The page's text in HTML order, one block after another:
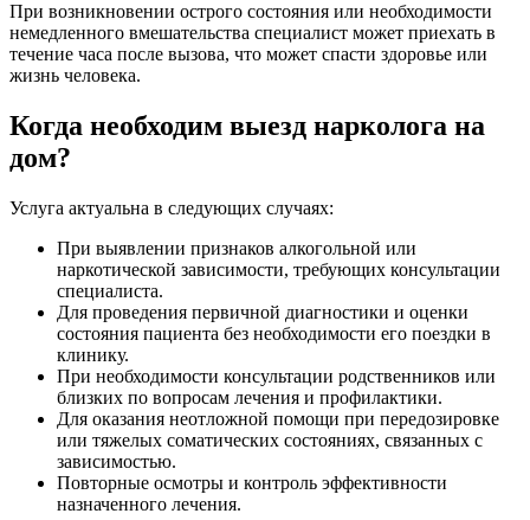
При возникновении острого состояния или необходимости
немедленного вмешательства специалист может приехать в
течение часа после вызова, что может спасти здоровье или
жизнь человека.
Когда необходим выезд нарколога на
дом?
Услуга актуальна в следующих случаях:
При выявлении признаков алкогольной или
наркотической зависимости, требующих консультации
специалиста.
Для проведения первичной диагностики и оценки
состояния пациента без необходимости его поездки в
клинику.
При необходимости консультации родственников или
близких по вопросам лечения и профилактики.
Для оказания неотложной помощи при передозировке
или тяжелых соматических состояниях, связанных с
зависимостью.
Повторные осмотры и контроль эффективности
назначенного лечения.